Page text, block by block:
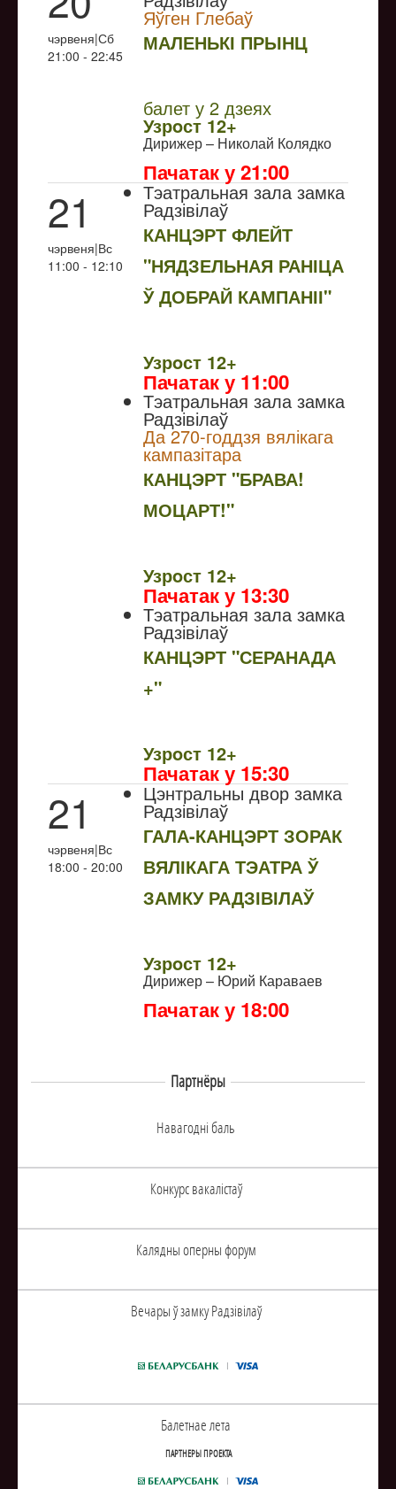
чэрвеня|Сб
21:00 - 22:45
Яўген Глебаў
МАЛЕНЬКІ ПРЫНЦ
балет у 2 дзеях
Узрoст 12+
Дирижер – Николай Колядко
Пачатак у 21:00
21
чэрвеня|Вс
11:00 - 12:10
Тэатральная зала замка
Радзівілаў
КАНЦЭРТ ФЛЕЙТ
"НЯДЗЕЛЬНАЯ РАНІЦА
Ў ДОБРАЙ КАМПАНІІ"
Узрoст 12+
Пачатак у 11:00
Тэатральная зала замка
Радзівілаў
Да 270-годдзя вялікага
кампазітара
КАНЦЭРТ "БРАВА!
МОЦАРТ!"
Узрoст 12+
Пачатак у 13:30
Тэатральная зала замка
Радзівілаў
КАНЦЭРТ "СЕРАНАДА
+"
Узрoст 12+
Пачатак у 15:30
21
чэрвеня|Вс
18:00 - 20:00
Цэнтральны двор замка
Радзівілаў
ГАЛА-КАНЦЭРТ ЗОРАК
ВЯЛІКАГА ТЭАТРА Ў
ЗАМКУ РАДЗІВІЛАЎ
Узрoст 12+
Дирижер – Юрий Караваев
Пачатак у 18:00
Партнёры
Навагоднi баль
Конкурс вакалiстаў
Калядны оперны форум
Вечары ў замку Радзiвiлаў
Балетнае лета
ПАРТНЕРЫ ПРОЕКТА